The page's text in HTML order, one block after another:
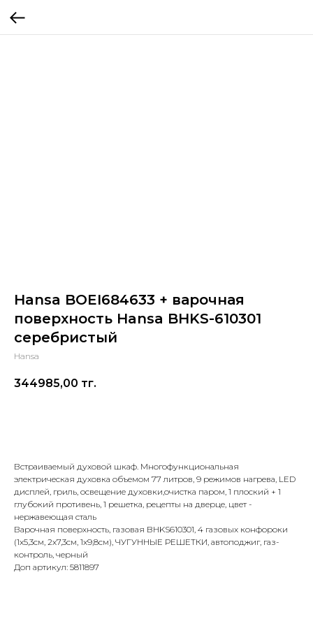
Hansa BOEI684633 + варочная
поверхность Hansa BHKS-610301
серебристый
Hansa
344985,00 тг.
Встраиваемый духовой шкаф. Многофункциональная
электрическая духовка объемом 77 литров, 9 режимов нагрева, LED
дисплей, гриль, освещение духовки,очистка паром, 1 плоский + 1
глубокий противень, 1 решетка, рецепты на дверце, цвет -
нержавеющая сталь
Варочная поверхность, газовая BHKS610301, 4 газовых конфороки
(1х5,3см, 2х7,3cм, 1х9,8см), ЧУГУННЫЕ РЕШЕТКИ, автоподжиг, газ-
контроль, черный
Доп артикул: 5811897